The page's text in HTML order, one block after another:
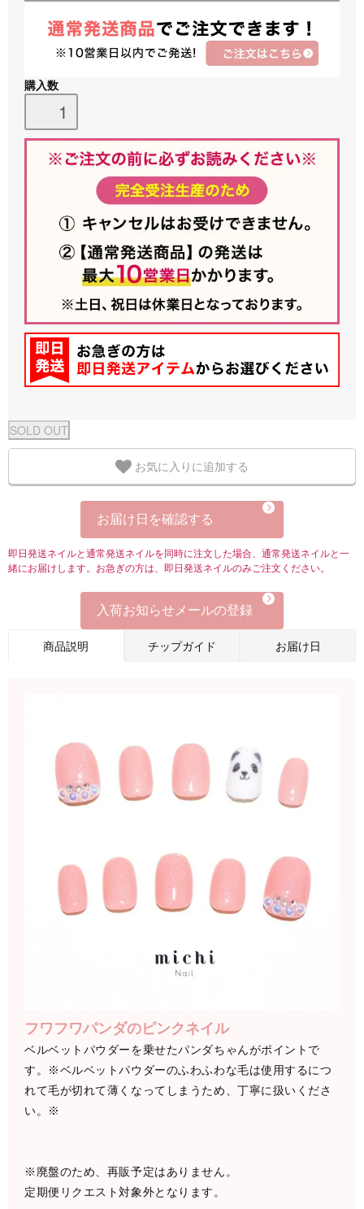
購入数
お気に入りに追加する
お届け日を確認する
即日発送ネイルと通常発送ネイルを同時に注文した場合、通常発送ネイルと一
緒にお届けします。お急ぎの方は、即日発送ネイルのみご注文ください。
入荷お知らせメールの登録
商品説明 チップガイド お届け日
フワフワパンダのピンクネイル
ベルベットパウダーを乗せたパンダちゃんがポイントで
す。※ベルベットパウダーのふわふわな毛は使用するにつ
れて毛が切れて薄くなってしまうため、丁寧に扱いくださ
い。※
※廃盤のため、再販予定はありません。
定期便リクエスト対象外となります。